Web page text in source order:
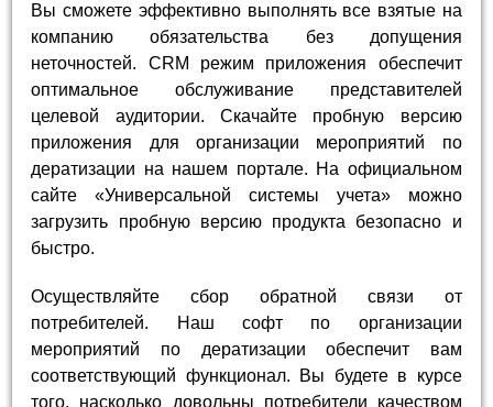
Вы сможете эффективно выполнять все взятые на
компанию обязательства без допущения
неточностей. CRM режим приложения обеспечит
оптимальное обслуживание представителей
целевой аудитории. Скачайте пробную версию
приложения для организации мероприятий по
дератизации на нашем портале. На официальном
сайте «Универсальной системы учета» можно
загрузить пробную версию продукта безопасно и
быстро.
Осуществляйте сбор обратной связи от
потребителей. Наш софт по организации
мероприятий по дератизации обеспечит вам
соответствующий функционал. Вы будете в курсе
того, насколько довольны потребители качеством